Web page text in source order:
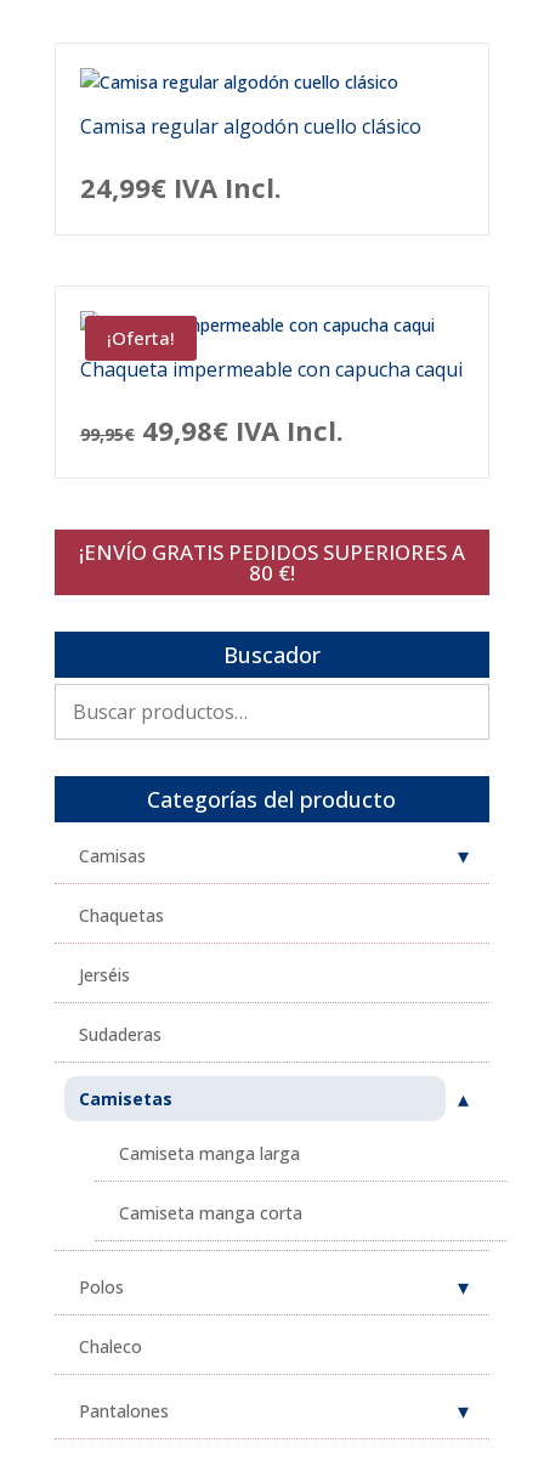
Camisa regular algodón cuello clásico
24,99€ IVA Incl.
¡Oferta!
Chaqueta impermeable con capucha caqui
99,95€ El
era:
49,98€El
es:
IVA Incl.
¡ENVÍO GRATIS PEDIDOS SUPERIORES A
80 €!
Buscador
por:
Categorías del producto
Camisas
Chaquetas
Jerséis
Sudaderas
Camisetas
Camiseta manga larga
Camiseta manga corta
Polos
Chaleco
Pantalones